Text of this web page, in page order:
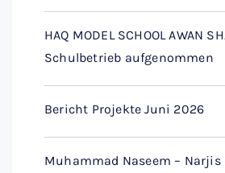
HAQ MODEL SCHOOL AWAN
Schulbetrieb aufgenommen
Bericht Projekte Juni 2026
Muhammad Naseem – Narjis